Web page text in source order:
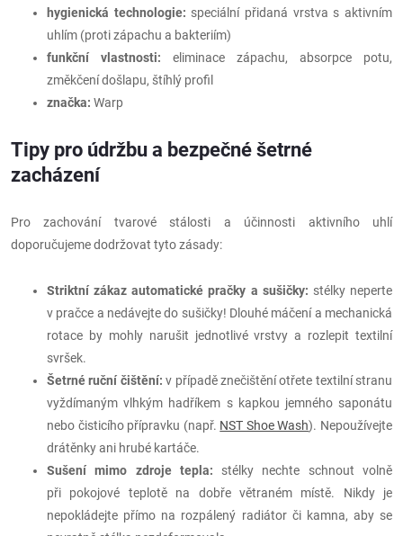
hygienická technologie: speciální přidaná vrstva s aktivním
uhlím (proti zápachu a bakteriím)
funkční vlastnosti: eliminace zápachu, absorpce potu,
změkčení došlapu, štíhlý profil
značka: Warp
Tipy pro údržbu a bezpečné šetrné
zacházení
Pro zachování tvarové stálosti a účinnosti aktivního uhlí
doporučujeme dodržovat tyto zásady:
Striktní zákaz automatické pračky a sušičky: stélky neperte
v pračce a nedávejte do sušičky! Dlouhé máčení a mechanická
rotace by mohly narušit jednotlivé vrstvy a rozlepit textilní
svršek.
Šetrné ruční čištění: v případě znečištění otřete textilní stranu
vyždímaným vlhkým hadříkem s kapkou jemného saponátu
nebo čisticího přípravku (např. NST Shoe Wash). Nepoužívejte
drátěnky ani hrubé kartáče.
Sušení mimo zdroje tepla: stélky nechte schnout volně
při pokojové teplotě na dobře větraném místě. Nikdy je
nepokládejte přímo na rozpálený radiátor či kamna, aby se